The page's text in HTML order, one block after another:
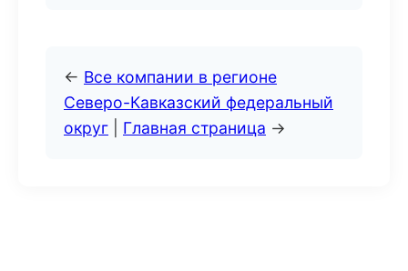
← Все компании в регионе
Северо-Кавказский федеральный
округ
Главная страница →